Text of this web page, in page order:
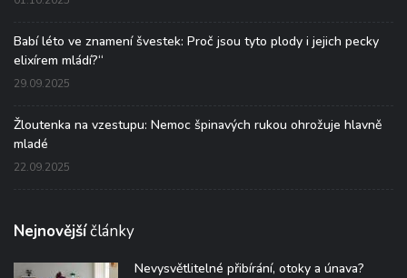
Babí léto ve znamení švestek: Proč jsou tyto plody i jejich pecky
elixírem mládí?“
29.09.2025
Žloutenka na vzestupu: Nemoc špinavých rukou ohrožuje hlavně
mladé
22.09.2025
Nejnovějšíčlánky
Nevysvětlitelné přibírání, otoky a únava?